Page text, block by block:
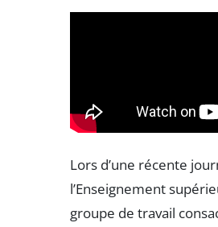
Lors d’une récente
l’Enseignement
groupe de travail